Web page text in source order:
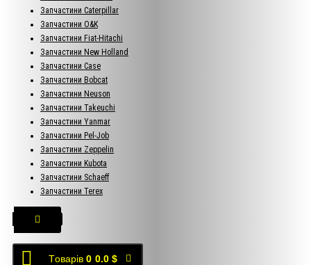
Запчастини Caterpillar
Запчастини O&K
Запчастини Fiat-Hitachi
Запчастини New Holland
Запчастини Case
Запчастини Bobcat
Запчастини Neuson
Запчастини Takeuchi
Запчастини Yanmar
Запчастини Pel-Job
Запчастини Zeppelin
Запчастини Kubota
Запчастини Schaeff
Запчастини Terex
Tоварів 0 0.0 $